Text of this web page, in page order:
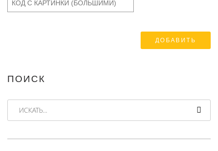
ПОИСК
ИСКАТЬ...